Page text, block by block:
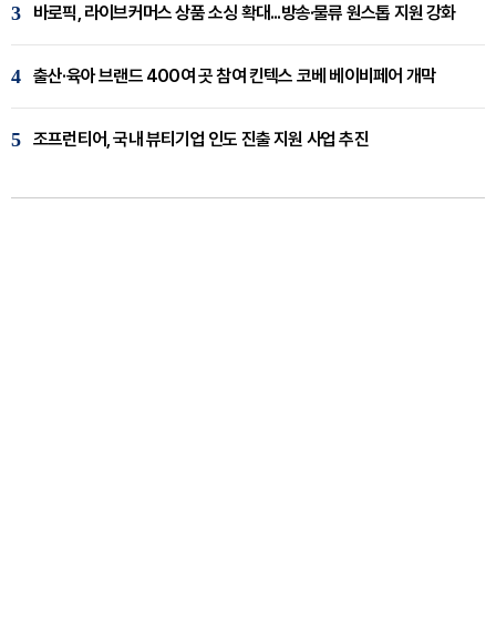
3 바로픽, 라이브커머스 상품 소싱 확대...방송·물류 원스톱 지원 강화
4 출산·육아 브랜드 400여 곳 참여 킨텍스 코베 베이비페어 개막
5 조프런티어, 국내 뷰티기업 인도 진출 지원 사업 추진